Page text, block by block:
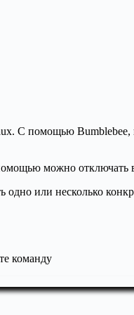
С помощью Bumblebee,
можно отключать
или несколько
команду